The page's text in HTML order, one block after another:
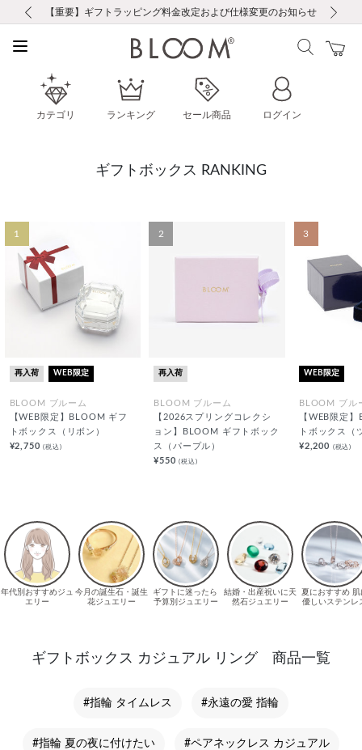
お修理・アフターサービスのご案内
【重要】令和８年熊本地震に伴う集配への影響について
【重要】ギフトラッピング料金改定および仕様変更のお知らせ
【重要】夏季休業の営業についてのご案内
税込5,500円以上で送料無料｜最短24時間以内に発送
新規会員登録で1000ポイントプレゼント！
新規LINE友だち登録で500円クーポンプレゼント
会員限定！レビュー投稿で100ポイントプレゼント
お修理・アフターサービスのご案内
【重要】令和８年熊本地震に伴う集配への影響について
カテゴリ ランキング セール商品 ログイン
ギフトボックス RANKING
1
再入荷 WEB限定
BLOOM ブルーム
【WEB限定】BLOOM ギフ
トボックス（リボン）
¥2,750(税込)
2
再入荷
BLOOM ブルーム
【2026スプリングコレクシ
ョン】BLOOM ギフトボック
ス（パープル）
¥550(税込)
3
WEB限定
BLOOM ブル
【WEB限定
トボックス（
¥2,200 (税込)
ギフトボックス カジュアル リング 商品一覧
#指輪 タイムレス #永遠の愛 指輪
#指輪 夏の夜に付けたい #ペアネックレス カジュアル